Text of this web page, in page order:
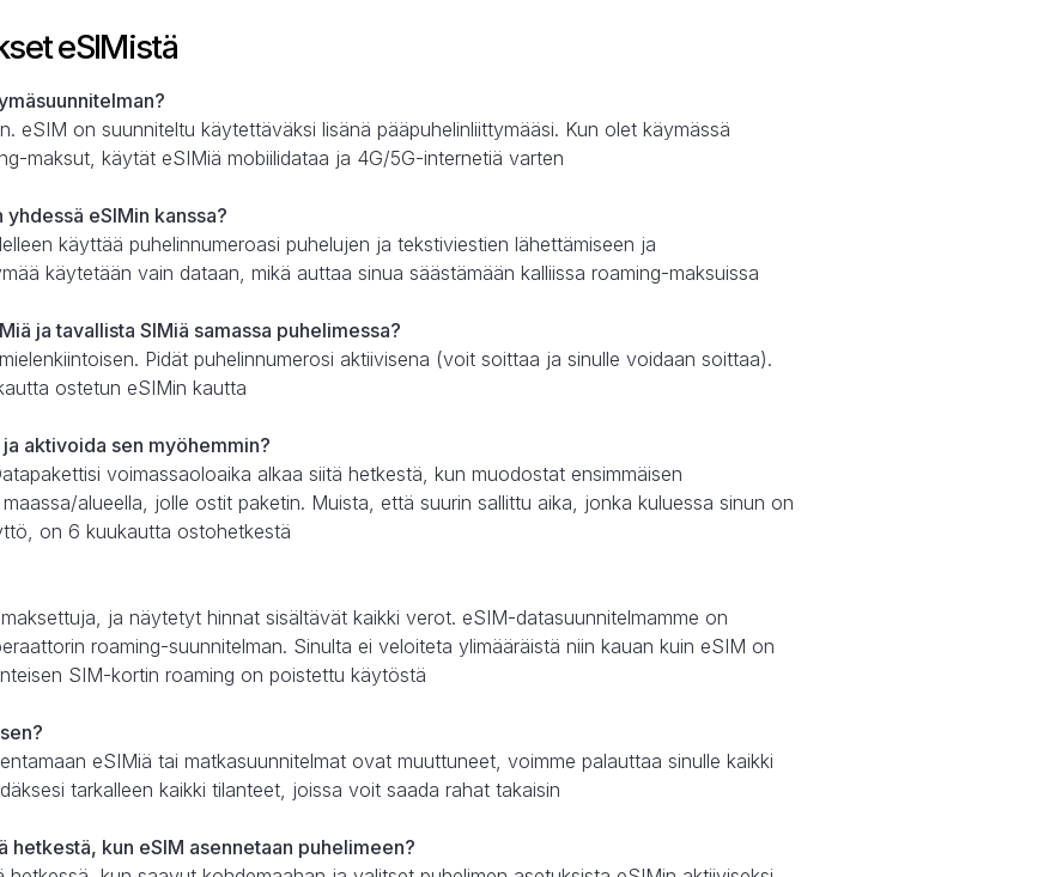
eSIMistä
eSIM on suunniteltu käytettäväksi lisänä pääpuhelinliittymääsi. Kun olet käymässä
maksut, käytät eSIMiä mobiilidataa ja 4G/5G-internetiä varten
eSIMin kanssa?
käyttää puhelinnumeroasi puhelujen ja tekstiviestien lähettämiseen ja
käytetään vain dataan, mikä auttaa sinua säästämään kalliissa roaming-maksuissa
ja tavallista SIMiä samassa puhelimessa?
Pidät puhelinnumerosi aktiivisena (voit soittaa ja sinulle voidaan soittaa).
ostetun eSIMin kautta
aktivoida sen myöhemmin?
voimassaoloaika alkaa siitä hetkestä, kun muodostat ensimmäisen
alueella, jolle ostit paketin. Muista, että suurin sallittu aika, jonka kuluessa sinun on
on 6 kuukautta ostohetkestä
ja näytetyt hinnat sisältävät kaikki verot. eSIM-datasuunnitelmamme on
roaming-suunnitelman. Sinulta ei veloiteta ylimääräistä niin kauan kuin eSIM on
SIM-kortin roaming on poistettu käytöstä
eSIMiä tai matkasuunnitelmat ovat muuttuneet, voimme palauttaa sinulle kaikki
tarkalleen kaikki tilanteet, joissa voit saada rahat takaisin
hetkestä, kun eSIM asennetaan puhelimeen?